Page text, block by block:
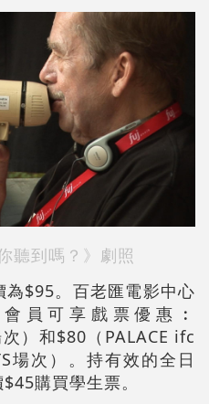
聽到嗎？》劇照
$95。百老匯電影中心
員可享戲票優惠︰
）和$80（PALACE ifc
場次）。持有效的全日
購買學生票。